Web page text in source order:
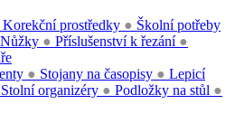
Korekční prostředky ● Školní potřeby
Nůžky ● Příslušenství k řezání ●
● Stojany na časopisy ●
Stolní organizéry ● Podložky na stůl ●
Lepicí